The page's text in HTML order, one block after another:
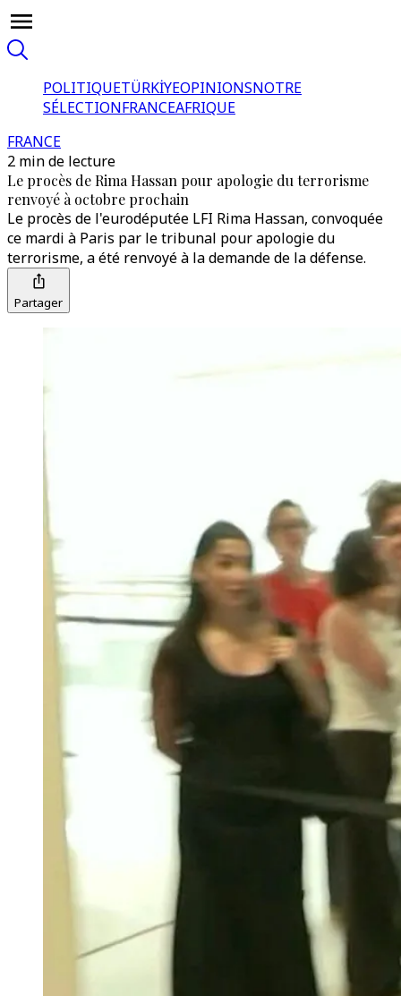
POLITIQUETÜRKİYEOPINIONSNOTRE
SÉLECTIONFRANCEAFRIQUE
FRANCE
2 min de lecture
Le procès de Rima Hassan pour apologie du terrorisme
renvoyé à octobre prochain
Le procès de l'eurodéputée LFI Rima Hassan, convoquée
ce mardi à Paris par le tribunal pour apologie du
terrorisme, a été renvoyé à la demande de la défense.
Partager